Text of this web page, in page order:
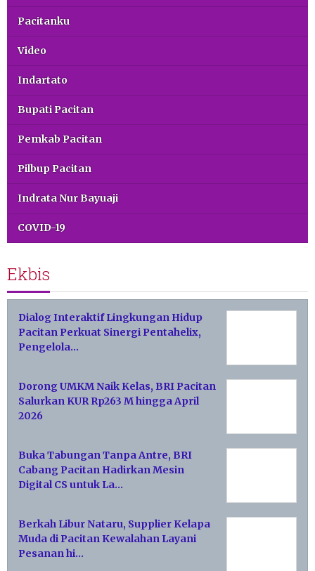
Pacitanku
Video
Indartato
Bupati Pacitan
Pemkab Pacitan
Pilbup Pacitan
Indrata Nur Bayuaji
COVID-19
Ekbis
Dialog Interaktif Lingkungan Hidup
Pacitan Perkuat Sinergi Pentahelix,
Pengelola…
Dorong UMKM Naik Kelas, BRI Pacitan
Salurkan KUR Rp263 M hingga April
2026
Buka Tabungan Tanpa Antre, BRI
Cabang Pacitan Hadirkan Mesin
Digital CS untuk La…
Berkah Libur Nataru, Supplier Kelapa
Muda di Pacitan Kewalahan Layani
Pesanan hi…